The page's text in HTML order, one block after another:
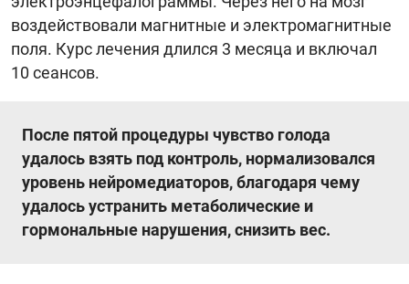
воздействовали магнитные и электромагнитные
поля. Курс лечения длился 3 месяца и включал
10 сеансов.
После пятой процедуры чувство голода
удалось взять под контроль, нормализовался
уровень нейромедиаторов, благодаря чему
удалось устранить метаболические и
гормональные нарушения, снизить вес.